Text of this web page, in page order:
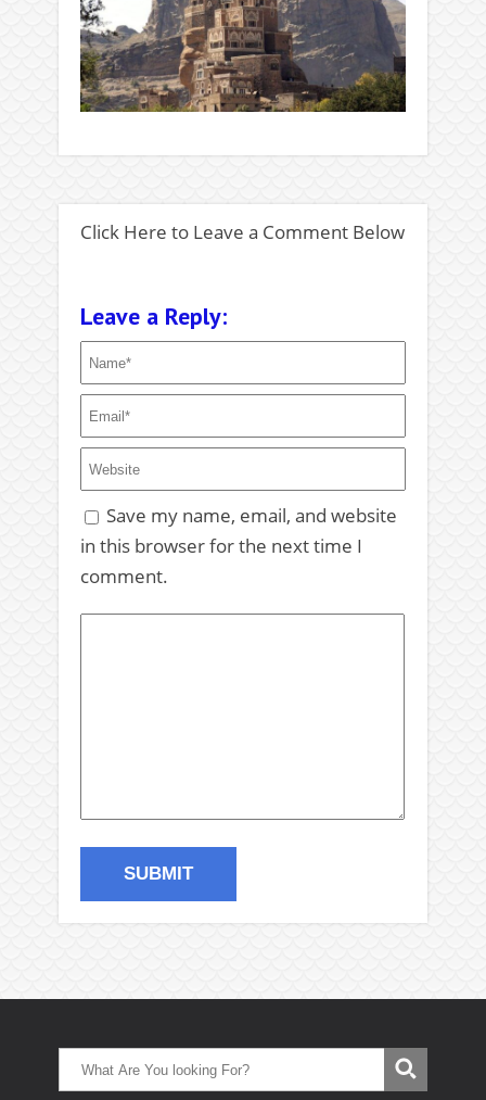
Click Here to Leave a Comment Below
Leave a Reply:
Save my name, email, and website
in this browser for the next time I
comment.